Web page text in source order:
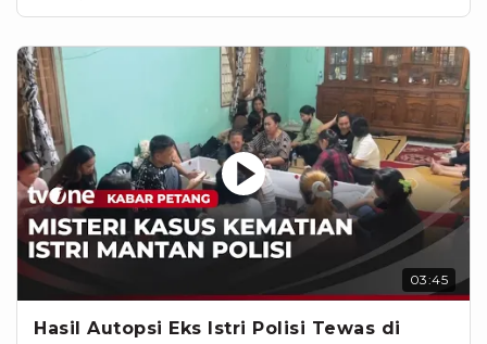
03:45
Hasil Autopsi Eks Istri Polisi Tewas di